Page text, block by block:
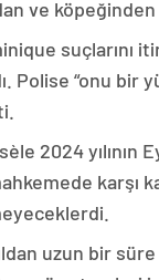
ve
suçlarını
Polise “onu bir
2024 yılının
karşı
uzun bir